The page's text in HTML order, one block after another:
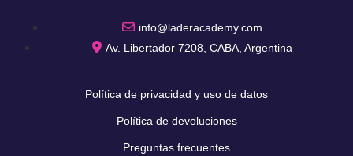
info@laderacademy.com
Av. Libertador 7208, CABA, Argentina
Política de privacidad y uso de datos
Política de devoluciones
Preguntas frecuentes